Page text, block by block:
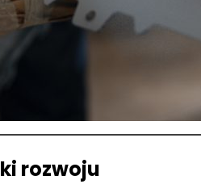
rozwoju